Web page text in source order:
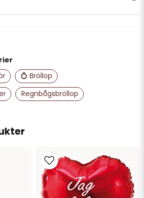
min fråga
💍 Bröllop
Regnbågsbröllop